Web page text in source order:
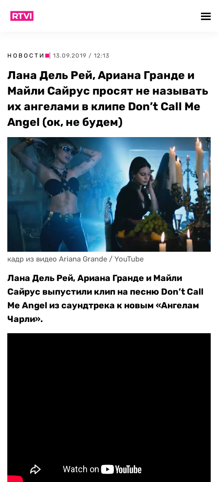
НОВОСТИ | 13.09.2019 / 12:13
Лана Дель Рей, Ариана Гранде и
Майли Сайрус просят не называть
их ангелами в клипе Don’t Call Me
Angel (ок, не будем)
кадр из видео Ariana Grande / YouTube
Лана Дель Рей, Ариана Гранде и Майли
Сайрус выпустили клип на песню Don’t Call
Me Angel из саундтрека к новым «Ангелам
Чарли».